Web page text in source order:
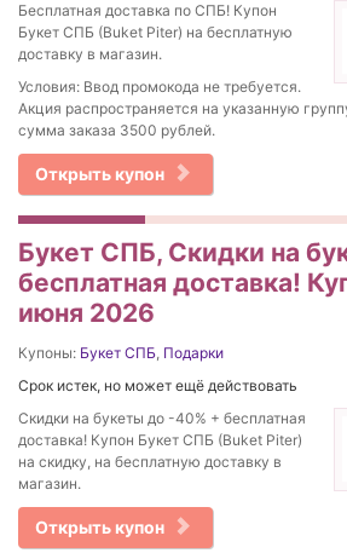
Бесплатная доставка по СПБ! Купон
Букет СПБ (Buket Piter) на бесплатную
доставку в магазин.
Условия: Ввод промокода не требуется.
Акция распространяется на указанную
сумма заказа 3500 рублей.
Открыть купон
Букет СПБ, Скидки на
бесплатная доставка!
июня 2026
Купоны: Букет СПБ, Подарки
Срок истек, но может ещё действовать
Скидки на букеты до -40% + бесплатная
доставка! Купон Букет СПБ (Buket Piter)
на скидку, на бесплатную доставку в
магазин.
Открыть купон